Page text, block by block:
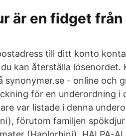
är en fidget från
till ditt konto
kan återställa lösenordet.
synonymer.se - online och
för en underordning i
var listade i denna
förutom familjen